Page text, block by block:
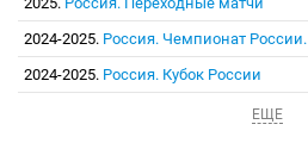
2024-2025. Россия. Чемпионат
2024-2025. Россия. Кубок России
ЕЩЕ